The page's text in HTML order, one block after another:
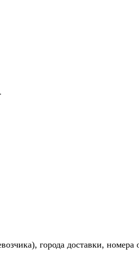
города доставки,